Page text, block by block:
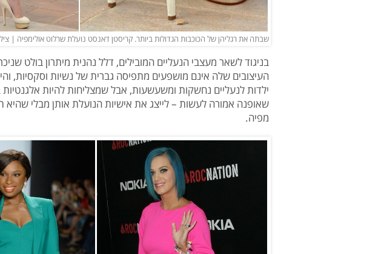
שבתה את רגליהן של הכוכבות הגדולות ביותר. קריסטן דאנסט נועלת שרלוט אולימפיה |
בניגוד לשאר מעצבי הנעליים המובילים, דלל נהנית מיתרון בולט
העיצובים שלה אינם מושפעים מתפיסה גברית של נשיות וסקסיות,
ילדות לנעליים נחשקות ומשעשעות, אבל שמצליחות להיות אלגנטיות
שאופנה אמורה לעשות – לייצג את אישיות הנועלת אותן מבלי
מפיה.